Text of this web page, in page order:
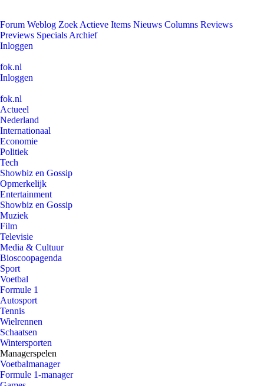
Forum Weblog Zoek Actieve Items Nieuws Columns Reviews
Previews Specials Archief
Inloggen
fok.nl
Inloggen
fok.nl
Actueel
Nederland
Internationaal
Economie
Politiek
Tech
Showbiz en Gossip
Opmerkelijk
Entertainment
Showbiz en Gossip
Muziek
Film
Televisie
Media & Cultuur
Bioscoopagenda
Sport
Voetbal
Formule 1
Autosport
Tennis
Wielrennen
Schaatsen
Wintersporten
Managerspelen
Voetbalmanager
Formule 1-manager